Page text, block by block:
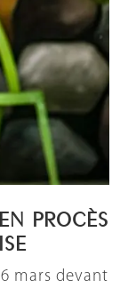
PROCÈS
mars devant